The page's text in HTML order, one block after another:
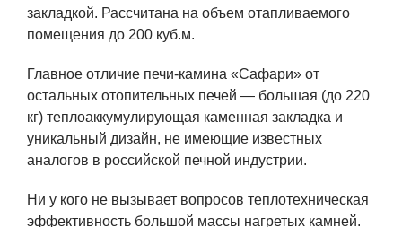
закладкой. Рассчитана на объем отапливаемого
помещения до 200 куб.м.
Главное отличие печи-камина «Сафари» от
остальных отопительных печей — большая (до 220
кг) теплоаккумулирующая каменная закладка и
уникальный дизайн, не имеющие известных
аналогов в российской печной индустрии.
Ни у кого не вызывает вопросов теплотехническая
эффективность большой массы нагретых камней.